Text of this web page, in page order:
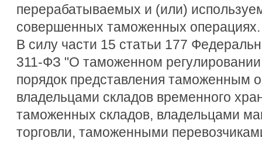
перерабатываемых и (или)
совершенных таможенных операциях.
В силу части 15 статьи 177
311-ФЗ "О таможенном
порядок представления таможенным
владельцами складов временного
таможенных складов, владельцами
торговли, таможенными